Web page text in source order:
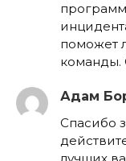
поможет
команды.
Адам
Спасибо